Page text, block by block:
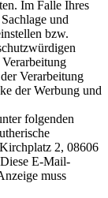
Im Falle Ihres
und
bzw.
Verarbeitung
der Werbung und
folgenden
2, 08606
Diese E-Mail-
muss